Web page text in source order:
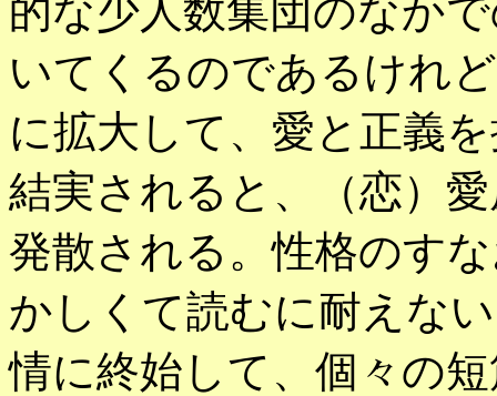
的な少人数集団のなか
いてくるのであるけれ
に拡大して、愛と正義
結実されると、（恋）
発散される。性格のす
かしくて読むに耐えな
情に終始して、個々の